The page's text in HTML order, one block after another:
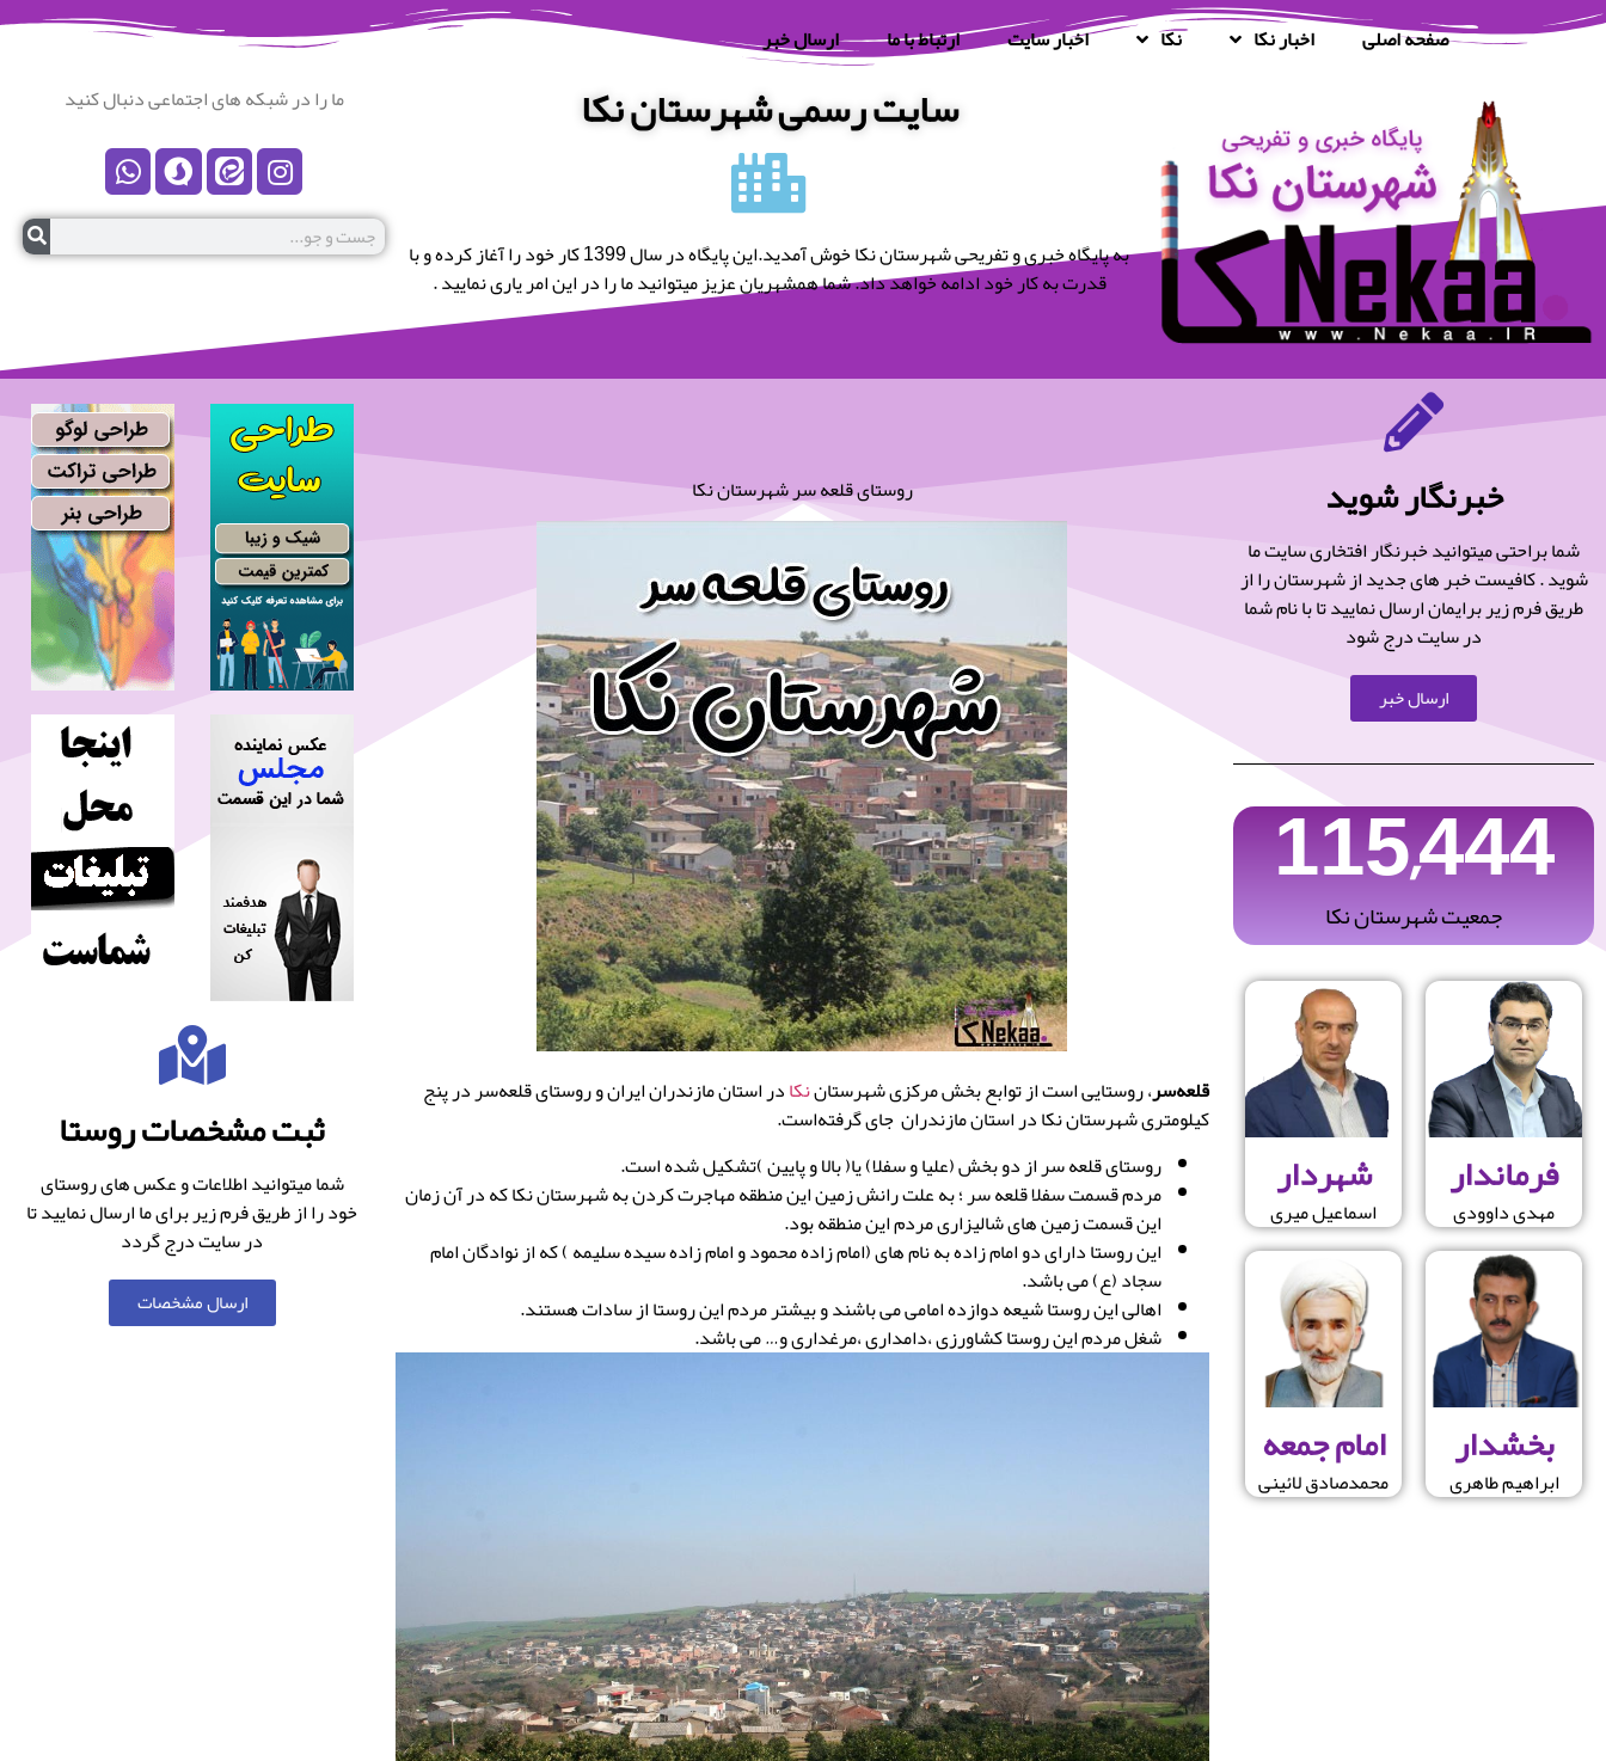
صفحه اصلی اخبار نکا نکا اخبار سایت ارتباط با ما ارسال خبر
سایت رسمی شهرستان نکا
به پایگاه خبری و تفریحی شهرستان نکا خوش آمدید.این پایگاه در سال 1399 کار خود را آغاز کرده و با
قدرت به کار خود ادامه خواهد داد. شما همشهریان عزیز میتوانید ما را در این امر یاری نمایید .
ما را در شبکه های اجتماعی دنبال کنید
خبرنگار شوید
شما براحتی میتوانید خبرنگار افتخاری سایت ما
شوید . کافیست خبر های جدید از شهرستان را از
طریق فرم زیر برایمان ارسال نمایید تا با نام شما
در سایت درج شود
ارسال خبر
115,444
جمعیت شهرستان نکا
فرماندار
مهدی داوودی
بخشدار
ابراهیم طاهری
شهردار
اسماعیل میری
امام جمعه
محمدصادق لائینی
روستای قلعه سر شهرستان نکا
قلعه‌سر، روستایی است از توابع بخش مرکزی شهرستاننکادر استان مازندران ایران و روستای قلعه‌سر در پنج
کیلومتری شهرستان نکا در استان مازندران جای گرفته‌است.
روستای قلعه سر از دو بخش (علیا و سفلا) یا( بالا و پایین )تشکیل شده است.
مردم قسمت سفلا قلعه سر ؛ به علت رانش زمین این منطقه مهاجرت کردن به شهرستان نکا که در آن زمان
این قسمت زمین های شالیزاری مردم این منطقه بود.
این روستا دارای دو امام زاده به نام های (امام زاده محمود و امام زاده سیده سلیمه ) که از نوادگان امام
سجاد (ع) می باشد.
اهالی این روستا شیعه دوازده امامی می باشند و بیشتر مردم این روستا از سادات هستند.
شغل مردم این روستا کشاورزی ،دامداری ،مرغداری و… می باشد.
ثبت مشخصات روستا
شما میتوانید اطلاعات و عکس های روستای
خود را از طریق فرم زیر برای ما ارسال نمایید تا
در سایت درج گردد
ارسال مشخصات